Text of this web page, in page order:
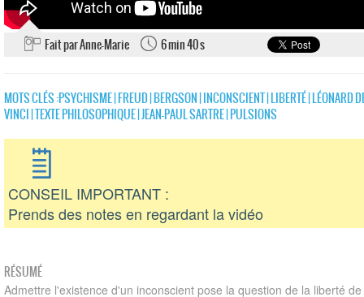
Fait par Anne-Marie 6 min 40 s
MOTS CLÉS :PSYCHISME|FREUD|BERGSON|INCONSCIENT|LIBERTÉ|LÉONARD
VINCI|TEXTE PHILOSOPHIQUE|JEAN-PAUL SARTRE|PULSIONS
CONSEIL IMPORTANT :
Prends des notes en regardant la vidéo
RÉSUMÉ
Admettre l'existence d'un inconscient pose la question de la liberté de